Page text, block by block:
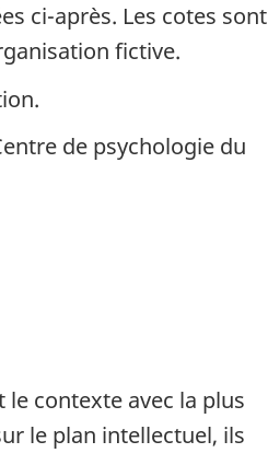
ci-après. Les cotes sont
fictive.
de psychologie du
contexte avec la plus
le plan intellectuel, ils